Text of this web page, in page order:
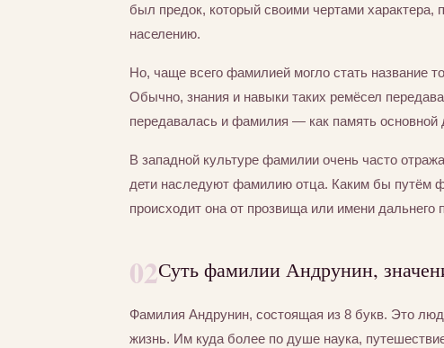
был предок, который своими чертами
населению.
Но, чаще всего фамилией могло стать название
Обычно, знания и навыки таких ремёсел
передавалась и фамилия — как память основной
В западной культуре фамилии очень часто
дети наследуют фамилию отца. Каким бы путём
происходит она от прозвища или имени дальнего
02Суть фамилии Андрунин,
Фамилия Андрунин, состоящая из 8 букв. Это
жизнь. Им куда более по душе наука,